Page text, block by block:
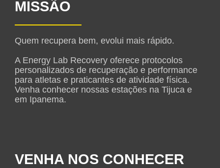
MISSÃO
Quem recupera bem, evolui mais rápido.
A Energy Lab Recovery oferece protocolos
personalizados de recuperação e performance
para atletas e praticantes de atividade física.
Venha conhecer nossas estações na Tijuca e
em Ipanema.
VENHA NOS CONHECER